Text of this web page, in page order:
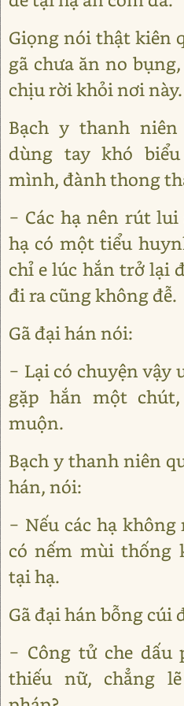
Giọng nói thật kiên
gã chưa ăn no
chịu rời khỏi nơi này.
Bạch y thanh
dùng tay khó
mình, đành thong
− Các hạ nên rút
hạ có một tiểu
chỉ e lúc hắn trở lại
đi ra cũng không đễ.
Gã đại hán nói:
− Lại có chuyện vậy
gặp hắn một
muộn.
Bạch y thanh niên
hán, nói:
− Nếu các hạ
có nếm mùi thống
tại hạ.
Gã đại hán bỗng cúi
− Công tử che dấu
thiếu nữ, chẳng